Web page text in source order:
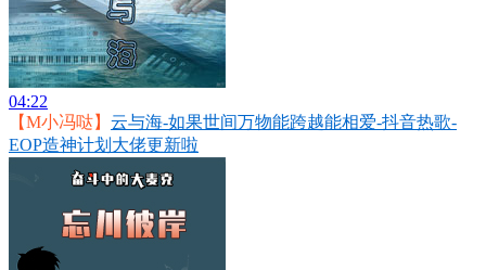
04:22
【M小冯哒】 云与海-如果世间万物能跨越能相爱-抖音热歌-
EOP造神计划大佬更新啦